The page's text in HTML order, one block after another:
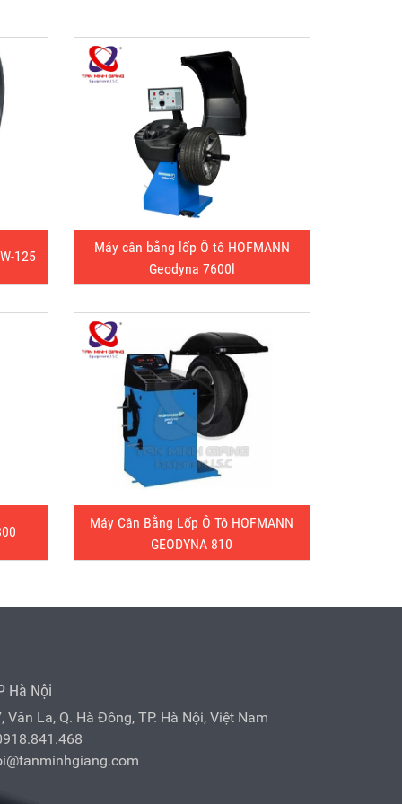
125
Máy cân bằng lốp Ô tô HOFMANN
Geodyna 7600l
Máy Cân Bằng Lốp Ô Tô HOFMANN
GEODYNA 810
Hà Nội
Văn La, Q. Hà Đông, TP. Hà Nội, Việt Nam